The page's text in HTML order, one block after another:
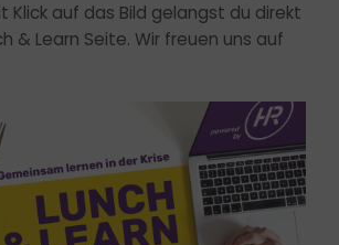
Klick auf das Bild gelangst du direkt
& Learn Seite. Wir freuen uns auf